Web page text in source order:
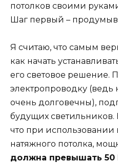
потолков своими
Шаг первый –
Я считаю, что самым
как начать
его световое решение.
электропроводку (ведь
очень долговечны),
будущих
что при
натяжного потолка,
должна превышать 50